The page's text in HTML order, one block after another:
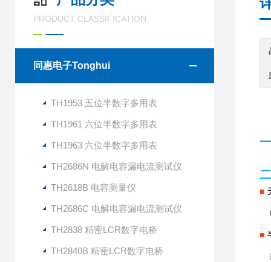
PRODUCT CLASSIFICATION
同惠电子Tonghui
TH1953 五位半数字多用表
TH1961 六位半数字多用表
TH1963 六位半数字多用表
TH2686N 电解电容漏电流测试仪
TH2618B 电容测量仪
TH2686C 电解电容漏电流测试仪
TH2838 精密LCR数字电桥
TH2840B 精密LCR数字电桥
■
■